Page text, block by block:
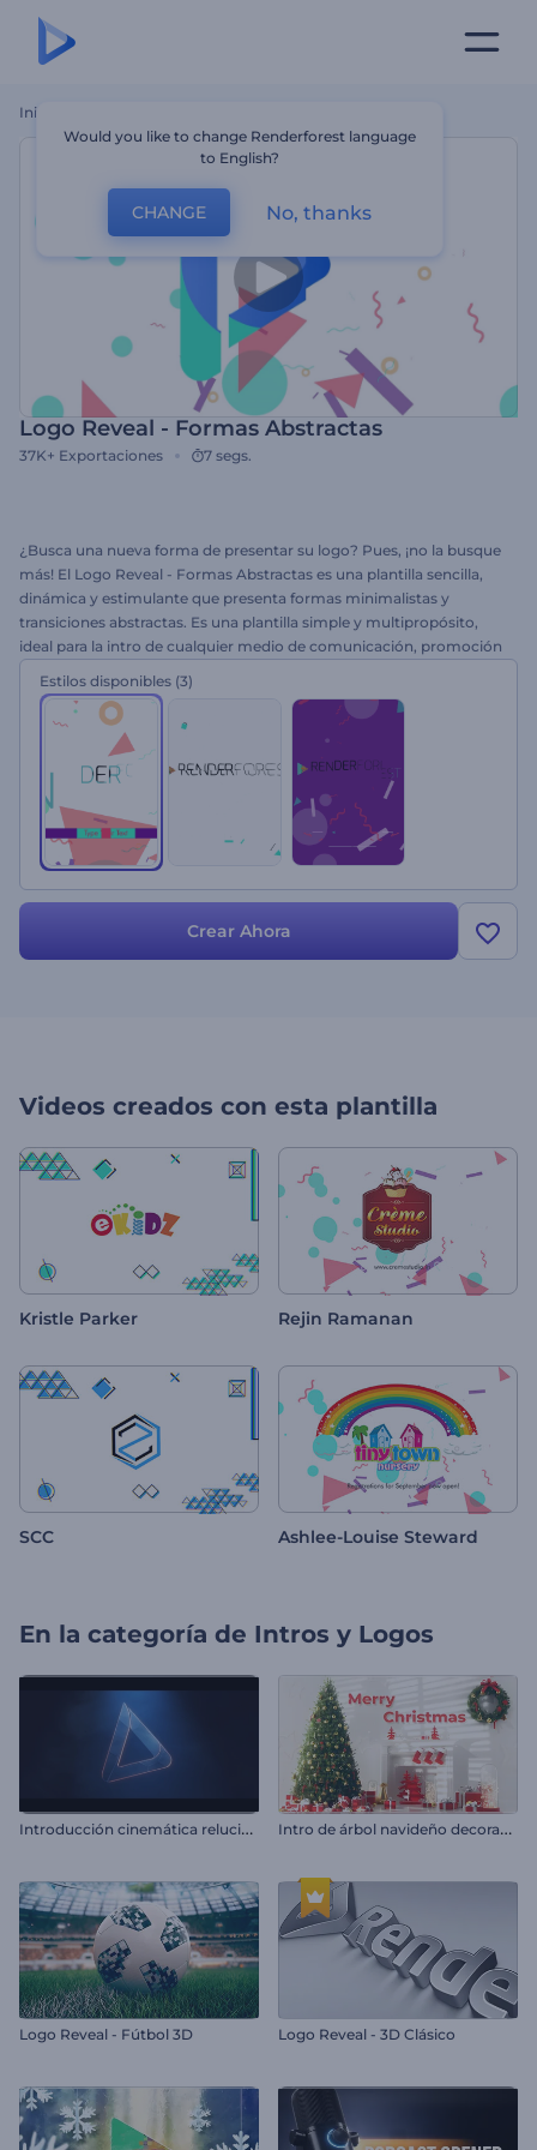
Inicio
Logo Reveal - Formas Abstractas
37K+ Exportaciones 7 segs.
¿Busca una nueva forma de presentar su logo? Pues, ¡no la busque
más! El Logo Reveal - Formas Abstractas es una plantilla sencilla,
dinámica y estimulante que presenta formas minimalistas y
transiciones abstractas. Es una plantilla simple y multipropósito,
ideal para la intro de cualquier medio de comunicación, promoción
logo, escriba su texto, elija sus propios colores y haga clic en Vista
Previa. ¡Pruébala gratis hoy mismo!
Estilos disponibles (3)
Crear Ahora
Videos creados con esta plantilla
Kristle Parker Rejin Ramanan
SCC Ashlee-Louise Steward
En la categoría de Intros y Logos
I
ntroducción cinemática reluciente I
ntro de árbol navideño decorado
Logo Reveal - Fútbol 3D Logo Reveal - 3D Clásico
Would you like to change Renderforest language
to English?
CHANGE No, thanks